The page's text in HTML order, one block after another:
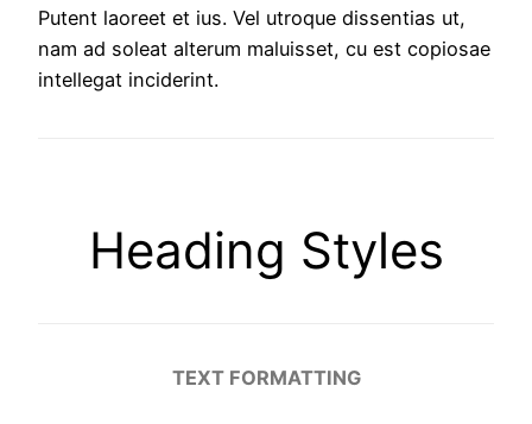
Putent laoreet et ius. Vel utroque dissentias ut,
nam ad soleat alterum maluisset, cu est copiosae
intellegat inciderint.
Heading Styles
TEXT FORMATTING